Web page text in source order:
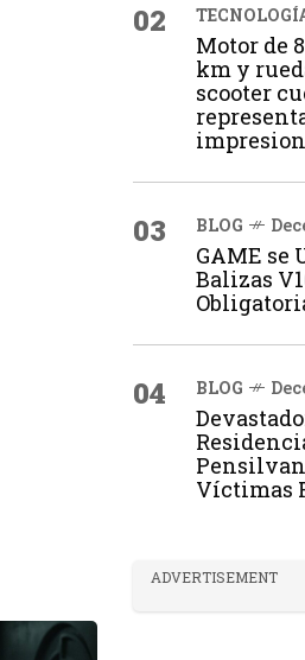
02
Motor de
km y
scooter
03 BLOG
GAME se
Balizas
04 BLOG
Víctimas
ADVERTISEMENT